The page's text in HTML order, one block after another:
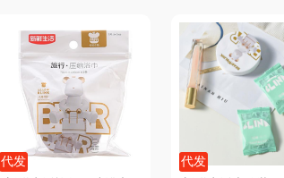
爱润丝婷 形象派
罗尔仕 拜灭士
飞利浦
代发
代发